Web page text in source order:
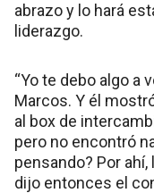
abrazo y lo hará
liderazgo.
“Yo te debo algo a
Marcos. Y él
al box de
pero no encontró
pensando? Por ahí,
dijo entonces el